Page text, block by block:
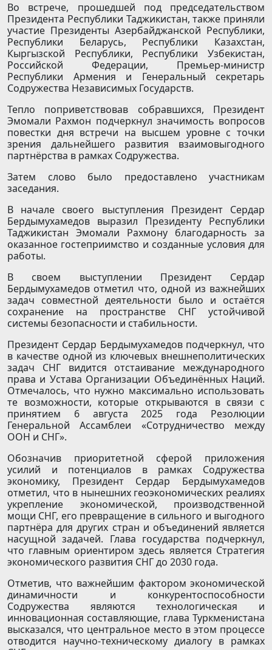
Во встрече, прошедшей под председательством
Президента Республики Таджикистан, также приняли
участие Президенты Азербайджанской Республики,
Республики Беларусь, Республики Казахстан,
Кыргызской Республики, Республики Узбекистан,
Российской Федерации, Премьер-министр
Республики Армения и Генеральный секретарь
Содружества Независимых Государств.
Тепло поприветствовав собравшихся, Президент
Эмомали Рахмон подчеркнул значимость вопросов
повестки дня встречи на высшем уровне с точки
зрения дальнейшего развития взаимовыгодного
партнёрства в рамках Содружества.
Затем слово было предоставлено участникам
заседания.
В начале своего выступления Президент Сердар
Бердымухамедов выразил Президенту Республики
Таджикистан Эмомали Рахмону благодарность за
оказанное гостеприимство и созданные условия для
работы.
В своем выступлении Президент Сердар
Бердымухамедов отметил что, одной из важнейших
задач совместной деятельности было и остаётся
сохранение на пространстве СНГ устойчивой
системы безопасности и стабильности.
Президент Сердар Бердымухамедов подчеркнул, что
в качестве одной из ключевых внешнеполитических
задач СНГ видится отстаивание международного
права и Устава Организации Объединённых Наций.
Отмечалось, что нужно максимально использовать
те возможности, которые открываются в связи с
принятием 6 августа 2025 года Резолюции
Генеральной Ассамблеи «Сотрудничество между
ООН и СНГ».
Обозначив приоритетной сферой приложения
усилий и потенциалов в рамках Содружества
экономику, Президент Сердар Бердымухамедов
отметил, что в нынешних геоэкономических реалиях
укрепление экономической, производственной
мощи СНГ, его превращение в сильного и выгодного
партнёра для других стран и объединений является
насущной задачей. Глава государства подчеркнул,
что главным ориентиром здесь является Стратегия
экономического развития СНГ до 2030 года.
Отметив, что важнейшим фактором экономической
динамичности и конкурентоспособности
Содружества являются технологическая и
инновационная составляющие, глава Туркменистана
высказался, что центральное место в этом процессе
отводится научно-техническому диалогу в рамках